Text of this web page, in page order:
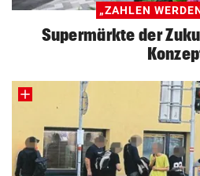
„ZAHLEN
Supermärkte der